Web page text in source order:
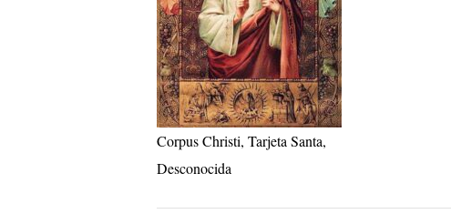
Corpus Christi, Tarjeta Santa,
Desconocida